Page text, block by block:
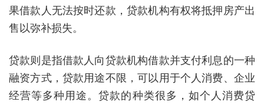
果借款人无法按时还款，贷款机构有权将抵押房产出
售以弥补损失。
贷款则是指借款人向贷款机构借款并支付利息的一种
融资方式，贷款用途不限，可以用于个人消费、企业
经营等多种用途。贷款的种类很多，如个人消费贷